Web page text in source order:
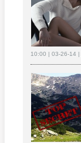
10:00 | 03-26-14 |